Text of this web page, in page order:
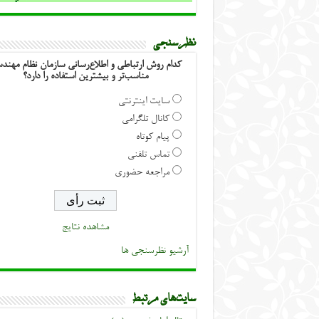
نظرسنجی
کدام روش ارتباطی و اطلاع‌رسانی سازمان نظام
مناسب‌تر و بیشترین استفاده را دارد؟
سایت اینترنتی
کانال تلگرامی
پیام کوتاه
تماس تلفنی
مراجعه حضوری
مشاهده نتایج
آرشیو نظرسنجی ها
سایت‌های مرتبط